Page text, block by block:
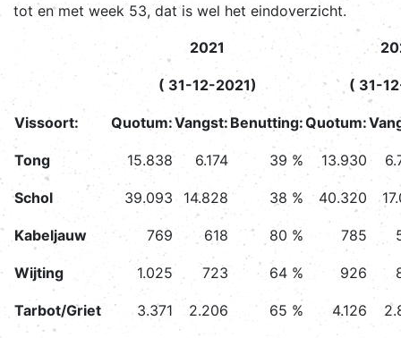
tot en met week 53, dat is wel het eindoverzicht.
2021
( 31-12-2021) ( 31-
Vissoort: Quotum:Vangst: Benutting:Quotum:
Tong 15.838 6.174 39 % 13.930
Schol 39.093 14.828 38 % 40.320
Kabeljauw 769 618 80 % 785
Wijting 1.025 723 64 % 926
Tarbot/Griet 3.371 2.206 65 % 4.126